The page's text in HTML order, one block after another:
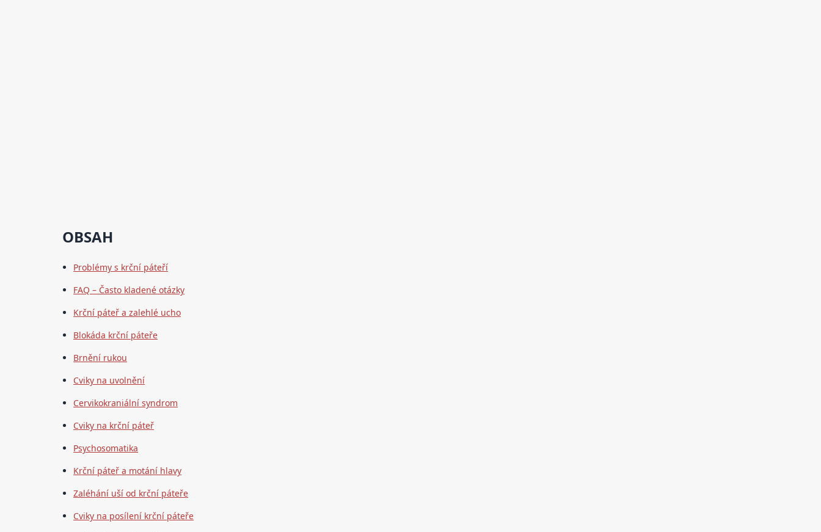
OBSAH
Problémy s krční páteří
FAQ – Často kladené otázky
Krční páteř a zalehlé ucho
Blokáda krční páteře
Brnění rukou
Cviky na uvolnění
Cervikokraniální syndrom
Cviky na krční páteř
Psychosomatika
Krční páteř a motání hlavy
Zaléhání uší od krční páteře
Cviky na posílení krční páteře